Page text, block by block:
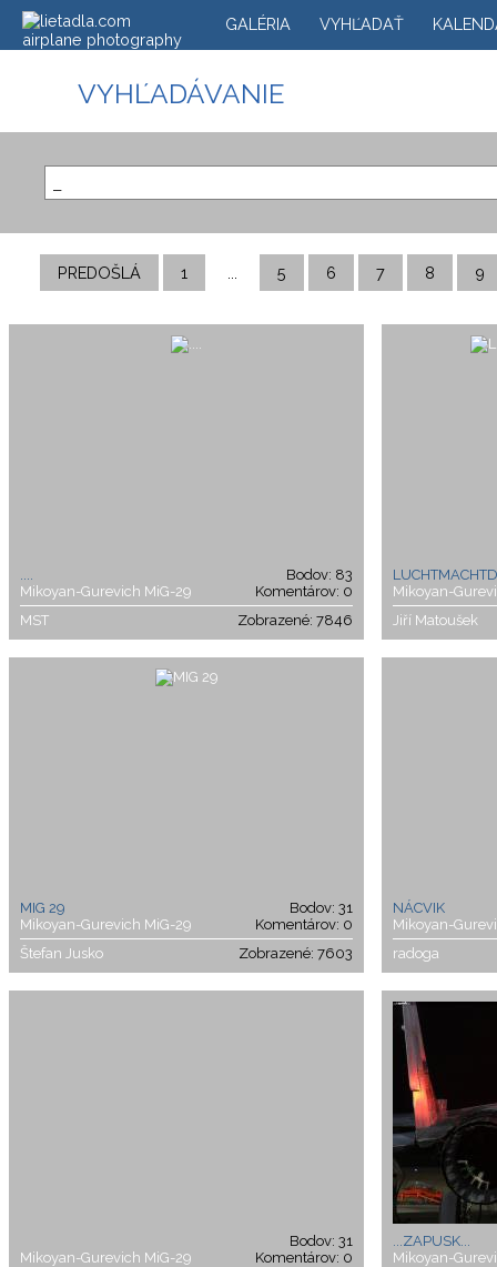
GALÉRIA VYHĽADAŤ
VYHĽADÁVANIE
PREDOŠLÁ 1 5 6 7 8 9
....
Bodov: 83
Mikoyan-Gurevich MiG-29
Komentárov: 0
MST
Zobrazené: 7846
Mikoyan-
Jiří Matoušek
MIG 29
Bodov: 31
Mikoyan-Gurevich MiG-29
Komentárov: 0
Štefan Jusko
Zobrazené: 7603
NÁCVIK
Mikoyan-
radoga
Bodov: 31
Mikoyan-Gurevich MiG-29
Komentárov: 0
...ZAPUSK...
Mikoyan-